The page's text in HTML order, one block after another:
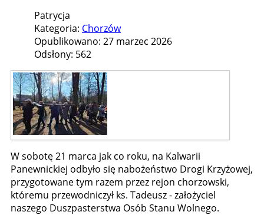
Patrycja
Kategoria: Chorzów
Opublikowano: 27 marzec 2026
Odsłony: 562
W sobotę 21 marca jak co roku, na Kalwarii
Panewnickiej odbyło się nabożeństwo Drogi Krzyżowej,
przygotowane tym razem przez rejon chorzowski,
któremu przewodniczył ks. Tadeusz - założyciel
naszego Duszpasterstwa Osób Stanu Wolnego.